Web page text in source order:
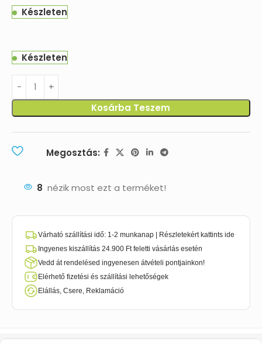
Készleten
Készleten
Kosárba Teszem
Megosztás:
8 nézik most ezt a terméket!
Várható szállítási idő: 1-2 munkanap | Részletekért kattints ide
Ingyenes kiszállítás 24.900 Ft feletti vásárlás esetén
Vedd át rendelésed ingyenesen átvételi pontjainkon!
Elérhető fizetési és szállítási lehetőségek
Elállás, Csere, Reklamáció